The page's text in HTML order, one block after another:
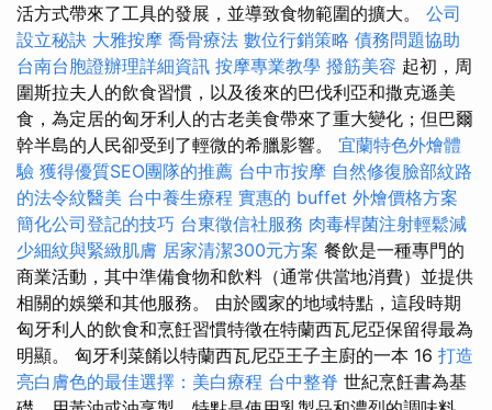
活方式帶來了工具的發展，並導致食物範圍的擴大。 公司
設立秘訣 大雅按摩 喬骨療法 數位行銷策略 債務問題協助
台南台胞證辦理詳細資訊 按摩專業教學 撥筋美容 起初，周
圍斯拉夫人的飲食習慣，以及後來的巴伐利亞和撒克遜美
食，為定居的匈牙利人的古老美食帶來了重大變化；但巴爾
幹半島的人民卻受到了輕微的希臘影響。 宜蘭特色外燴體
驗 獲得優質SEO團隊的推薦 台中市按摩 自然修復臉部紋路
的法令紋醫美 台中養生療程 實惠的 buffet 外燴價格方案
簡化公司登記的技巧 台東徵信社服務 肉毒桿菌注射輕鬆減
少細紋與緊緻肌膚 居家清潔300元方案 餐飲是一種專門的
商業活動，其中準備食物和飲料（通常供當地消費）並提供
相關的娛樂和其他服務。 由於國家的地域特點，這段時期
匈牙利人的飲食和烹飪習慣特徵在特蘭西瓦尼亞保留得最為
明顯。 匈牙利菜餚以特蘭西瓦尼亞王子主廚的一本 16 打造
亮白膚色的最佳選擇：美白療程 台中整脊 世紀烹飪書為基